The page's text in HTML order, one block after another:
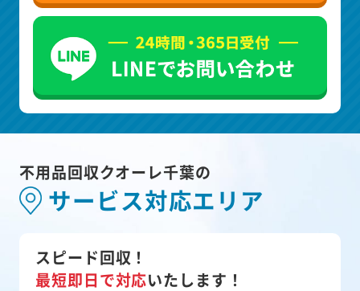
不用品回収クオーレ千葉の
サービス対応エリア
スピード回収！
最短即日で対応いたします！